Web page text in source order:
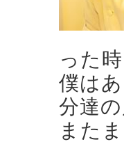
った
僕は
分達
また